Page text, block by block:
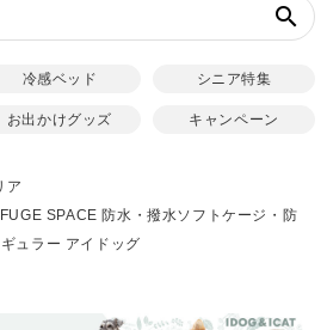
search
冷感ベッド シニア特集
お出かけグッズ キャンペーン
ア
SPACE 防水・撥水ソフトケージ・防
ュラー アイドッグ